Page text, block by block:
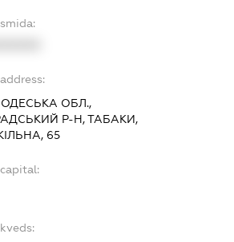
ОДЕСЬКА ОБЛ.,
Р-Н, ТАБАКИ,
65